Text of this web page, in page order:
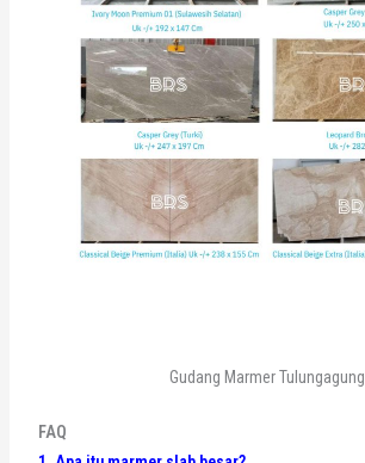
Gudang Marmer Tulungagung
FAQ